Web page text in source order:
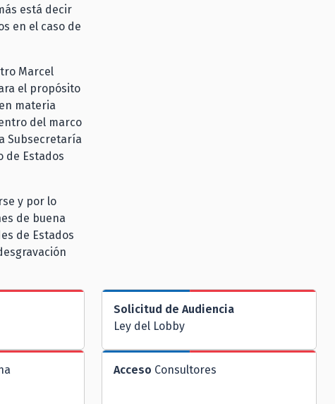
está decir
en el caso de
Marcel
el propósito
materia
del marco
Subsecretaría
de Estados
y por lo
de buena
de Estados
Solicitud de Audiencia
Ley del Lobby
Acceso Consultores